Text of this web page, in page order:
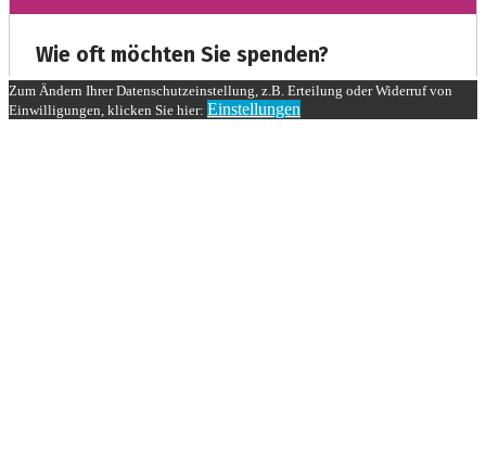
Zum Ändern Ihrer Datenschutzeinstellung, z.B. Erteilung oder Widerruf von
Einwilligungen, klicken Sie hier: Einstellungen